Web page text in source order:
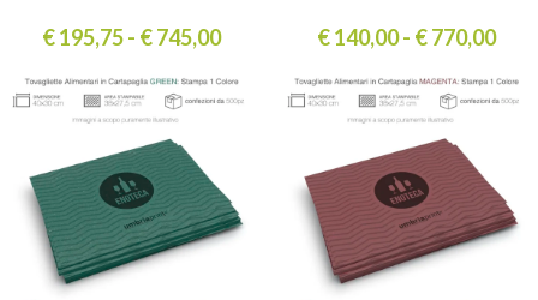
€195,75- €745,00 €140,00- €770,00